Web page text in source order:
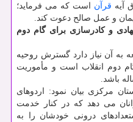
آیه قرآن است که می فرماید؛
و عمل صالح دعوت کند.
و کادرسازی برای گام دوم
به آن نیاز دارد گسترش روحیه
دوم انقلاب است و مأموریت
باشد.
مرکزی بیان نمود: اردوهای
می دهد که در کنار خدمت
درونی خودشان را به